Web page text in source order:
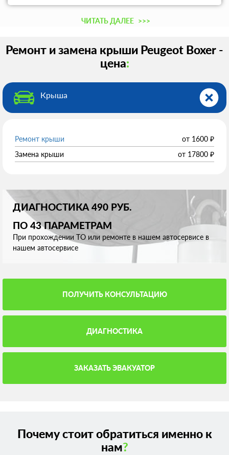
приятные впечатления от сотрудничества с техцентром.
ЧИТАТЬ ДАЛЕЕ >>>
Ремонт и замена крыши Peugeot Boxer -
цена:
Крыша
Ремонт крыши от 1600 ₽
Замена крыши
от 17800 ₽
ДИАГНОСТИКА 490 РУБ.
ПО 43 ПАРАМЕТРАМ
При прохождении ТО или ремонте в нашем автосервисе в
нашем автосервисе
ПОЛУЧИТЬ КОНСУЛЬТАЦИЮ
ДИАГНОСТИКА
ЗАКАЗАТЬ ЭВАКУАТОР
Почему стоит обратиться именно к
нам?